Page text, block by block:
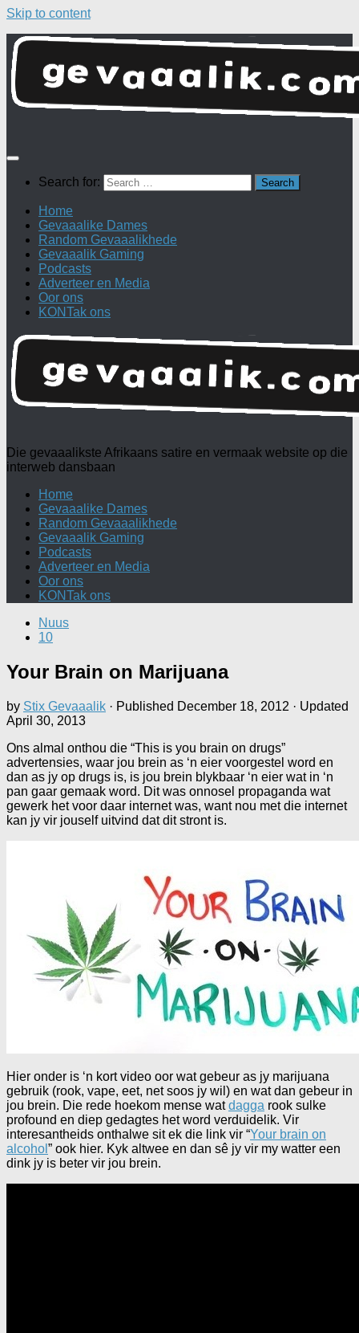
Skip to content
Search for:
Home
Gevaaalike Dames
Random Gevaaalikhede
Gevaaalik Gaming
Podcasts
Adverteer en Media
Oor ons
KONTak ons
Die gevaaalikste Afrikaans satire en vermaak website op die
interweb dansbaan
Home
Gevaaalike Dames
Random Gevaaalikhede
Gevaaalik Gaming
Podcasts
Adverteer en Media
Oor ons
KONTak ons
Nuus
10
Your Brain on Marijuana
by Stix Gevaaalik · Published December 18, 2012 · Updated
April 30, 2013
Ons almal onthou die “This is you brain on drugs”
advertensies, waar jou brein as ‘n eier voorgestel word en
dan as jy op drugs is, is jou brein blykbaar ‘n eier wat in ‘n
pan gaar gemaak word. Dit was onnosel propaganda wat
gewerk het voor daar internet was, want nou met die internet
kan jy vir jouself uitvind dat dit stront is.
Hier onder is ‘n kort video oor wat gebeur as jy marijuana
gebruik (rook, vape, eet, net soos jy wil) en wat dan gebeur in
jou brein. Die rede hoekom mense watdagga rook sulke
profound en diep gedagtes het word verduidelik. Vir
interesantheids onthalwe sit ek die link vir “Your brain on
alcohol ” ook hier. Kyk altwee en dan sê jy vir my watter een
dink jy is beter vir jou brein.